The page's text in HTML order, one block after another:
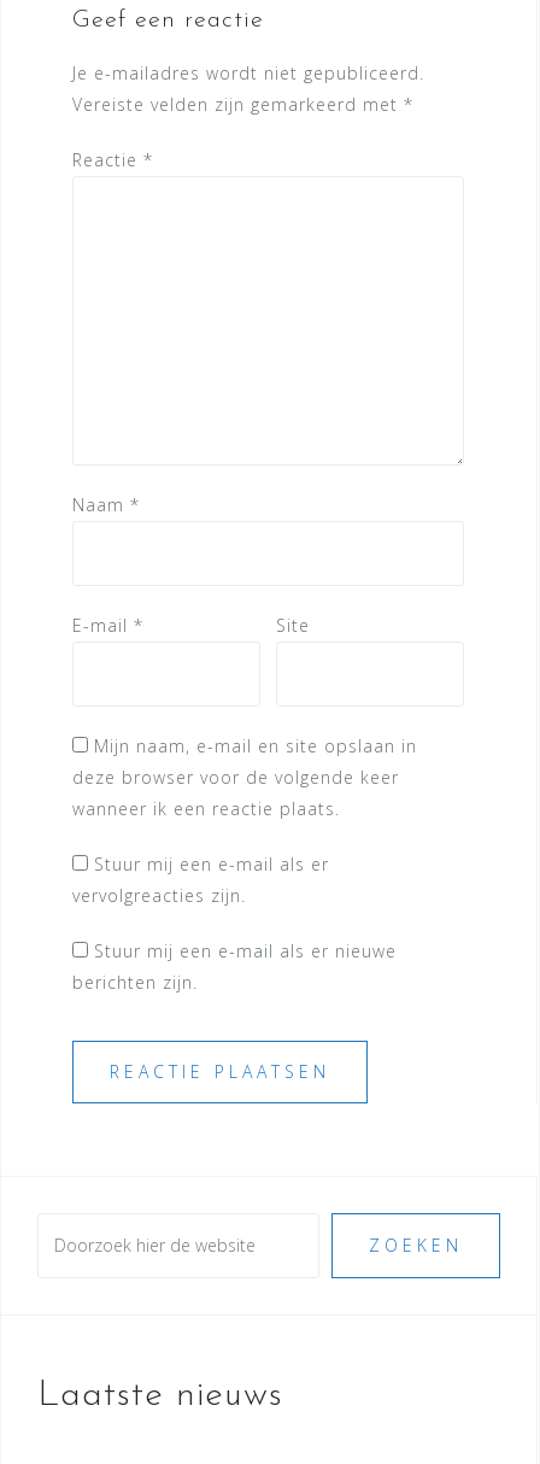
Geef een reactie
Je e-mailadres wordt niet gepubliceerd.
Vereiste velden zijn gemarkeerd met *
Reactie *
Naam *
E-mail * Site
Mijn naam, e-mail en site opslaan in
deze browser voor de volgende keer
wanneer ik een reactie plaats.
Stuur mij een e-mail als er
vervolgreacties zijn.
Stuur mij een e-mail als er nieuwe
berichten zijn.
ZOEKEN
Laatste nieuws